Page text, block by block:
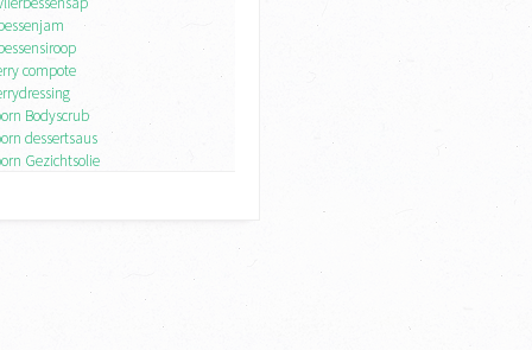
compote
Bodyscrub
dessertsaus
Gezichtsolie
Hotelzeepje
oersap 100%